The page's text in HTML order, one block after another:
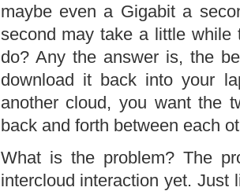
maybe even a Gigabit a
second may take a little
do? Any the answer is, the
download it back into your
another cloud, you want the
back and forth between each
What is the problem? The
intercloud interaction yet. Just